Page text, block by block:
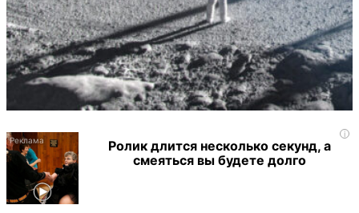
i
Ролик длится несколько секунд, а
смеяться вы будете долго